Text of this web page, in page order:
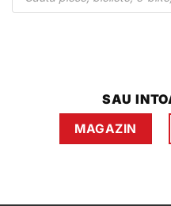
SAU
MAGAZIN